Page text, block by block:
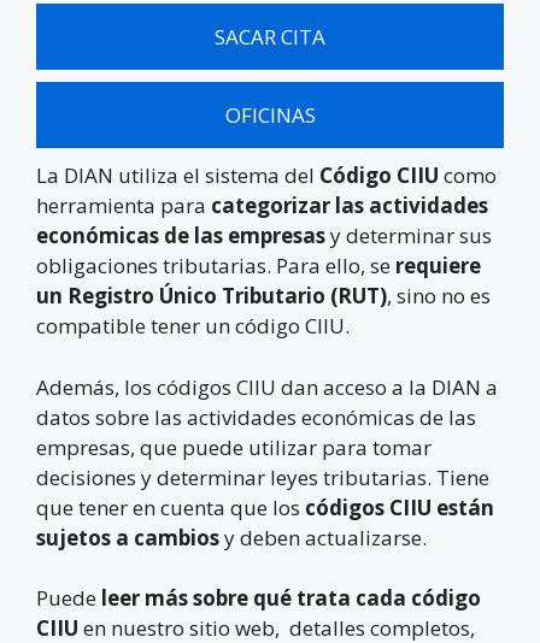
SACAR CITA
OFICINAS
La DIAN utiliza el sistema del Código CIIU como
herramienta para categorizar las actividades
económicas de las empresasy determinar sus
obligaciones tributarias. Para ello, se requiere
un Registro Único Tributario (RUT), sino no es
compatible tener un código CIIU.
Además, los códigos CIIU dan acceso a la DIAN a
datos sobre las actividades económicas de las
empresas, que puede utilizar para tomar
decisiones y determinar leyes tributarias. Tiene
que tener en cuenta que los códigos CIIU están
sujetos a cambiosy deben actualizarse.
Puede leer más sobre qué trata cada código
CIIU en nuestro sitio web, detalles completos,